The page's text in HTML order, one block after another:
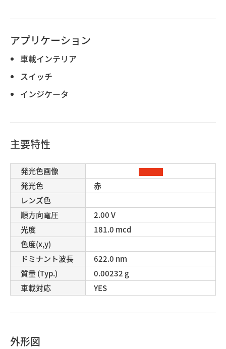
アプリケーション
車載インテリア
スイッチ
インジケータ
主要特性
発光色画像
発光色
赤
レンズ色
順方向電圧
2.00 V
光度
181.0 mcd
色度(x,y)
ドミナント波長
622.0 nm
質量 (Typ.)
0.00232 g
車載対応
YES
外形図